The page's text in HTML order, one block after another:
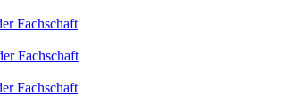
Fachschaft
Fachschaft
Fachschaft